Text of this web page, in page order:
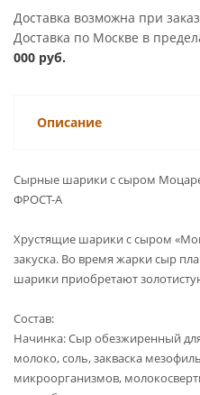
Доставка возможна при
Доставка по Москве в
000 руб.
Описание
Сырные шарики с сыром
ФРОСТ-А
Хрустящие шарики с сыром
закуска. Во время жарки сыр
шарики приобретают
Состав:
Начинка: Сыр обезжиренный
молоко, соль, закваска
микроорганизмов,